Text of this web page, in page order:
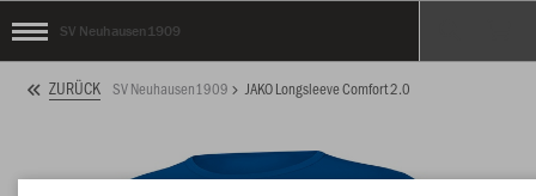
SV Neuhausen1909
ZURÜCK SV Neuhausen1909 JAKO Longsleeve Comfort 2.0